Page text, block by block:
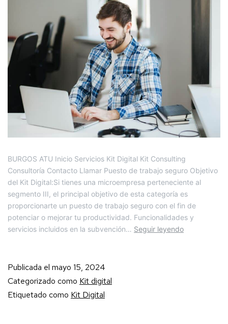
BURGOS ATU Inicio Servicios Kit Digital Kit Consulting
Consultoría Contacto Llamar Puesto de trabajo seguro Objetivo
del Kit Digital:Si tienes una microempresa perteneciente al
segmento III, el principal objetivo de esta categoría es
proporcionarte un puesto de trabajo seguro con el fin de
potenciar o mejorar tu productividad. Funcionalidades y
servicios incluidos en la subvención… Seguir leyendo
Publicada el mayo 15, 2024
Categorizado como Kit digital
Etiquetado como Kit Digital